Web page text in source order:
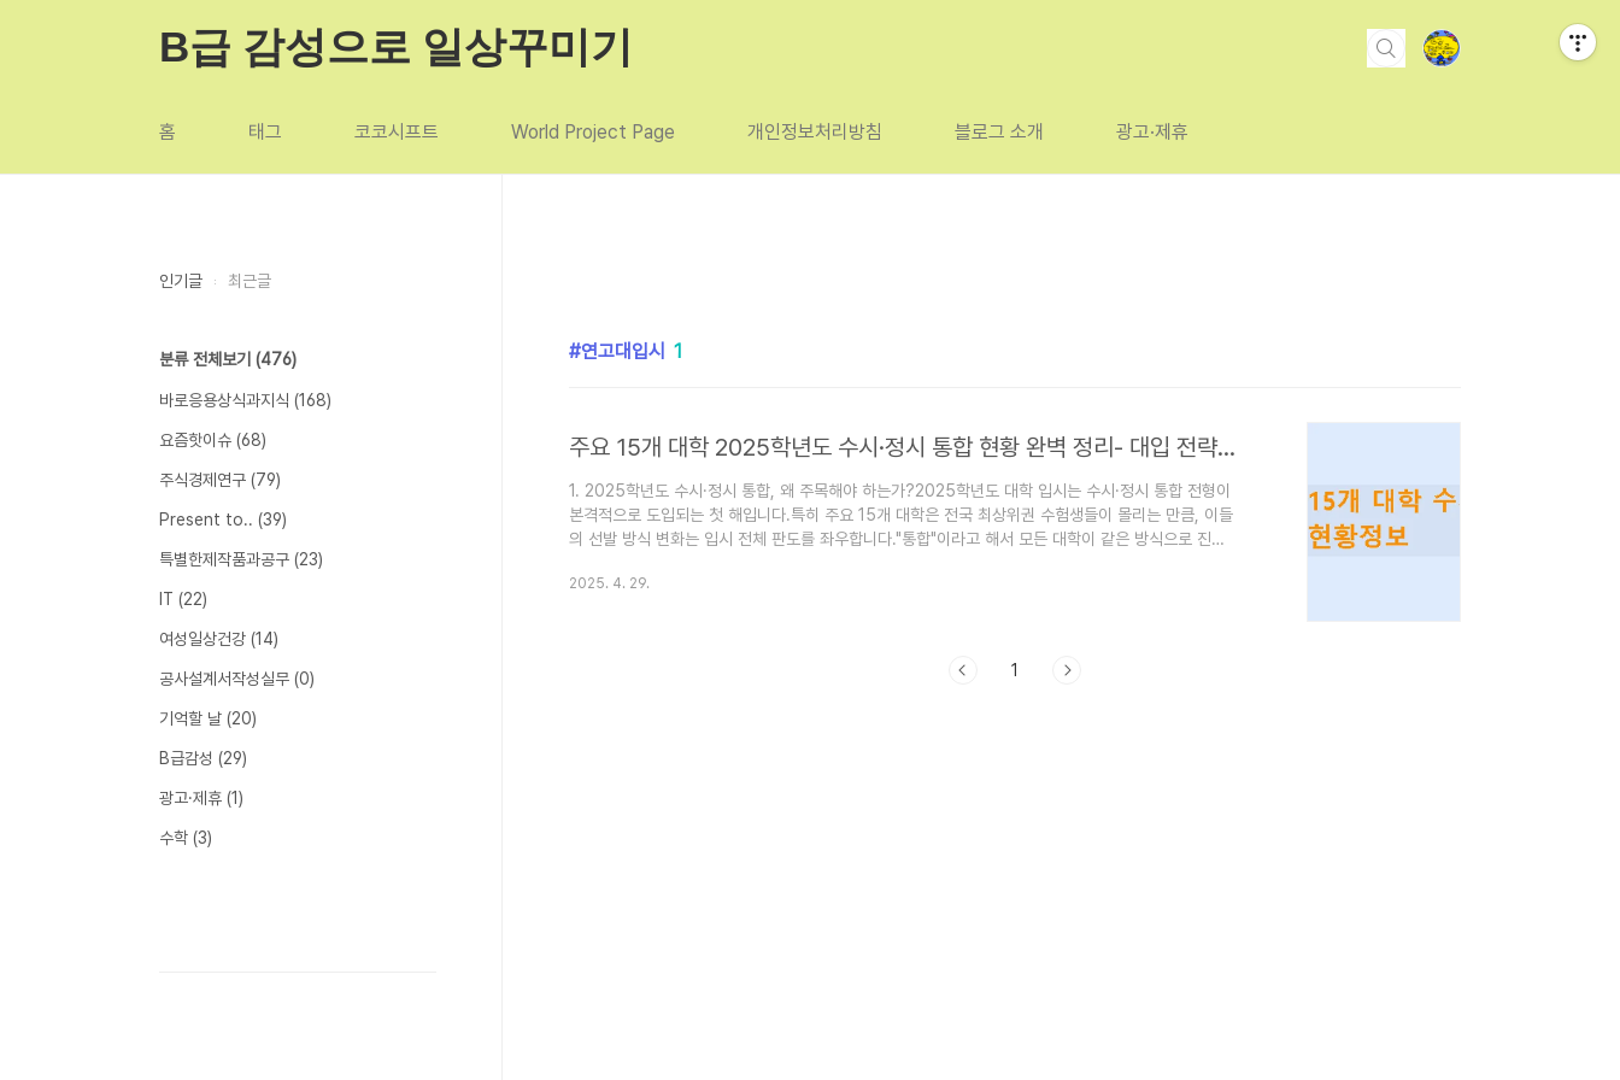
B급 감성으로 일상꾸미기
홈 태그 코코시프트 World Project Page 개인정보처리방침 블로그 소개 광고·제휴
연고대입시 1
주요 15개 대학 2025학년도 수시·정시 통합 현황 완벽 정리- 대입 전략 수립을 위한 필수 정보
1. 2025학년도 수시·정시 통합, 왜 주목해야 하는가?2025학년도 대학 입시는 수시·정시 통합 전형이
본격적으로 도입되는 첫 해입니다.특히 주요 15개 대학은 전국 최상위권 수험생들이 몰리는 만큼, 이들
의 선발 방식 변화는 입시 전체 판도를 좌우합니다."통합"이라고 해서 모든 대학이 같은 방식으로 진행
시 따로 세워야 합니다.2. 주요 15개 대학 선정 기준본 글에서는 일반적으로 상위 15개 대학으로 인정
2025. 4. 29.
1
인기글 최근글
분류 전체보기 (476)
바로응용상식과지식 (168)
요즘핫이슈 (68)
주식경제연구 (79)
Present to.. (39)
특별한제작품과공구 (23)
IT (22)
여성일상건강 (14)
공사설계서작성실무 (0)
기억할 날 (20)
B급감성 (29)
광고·제휴 (1)
수학 (3)